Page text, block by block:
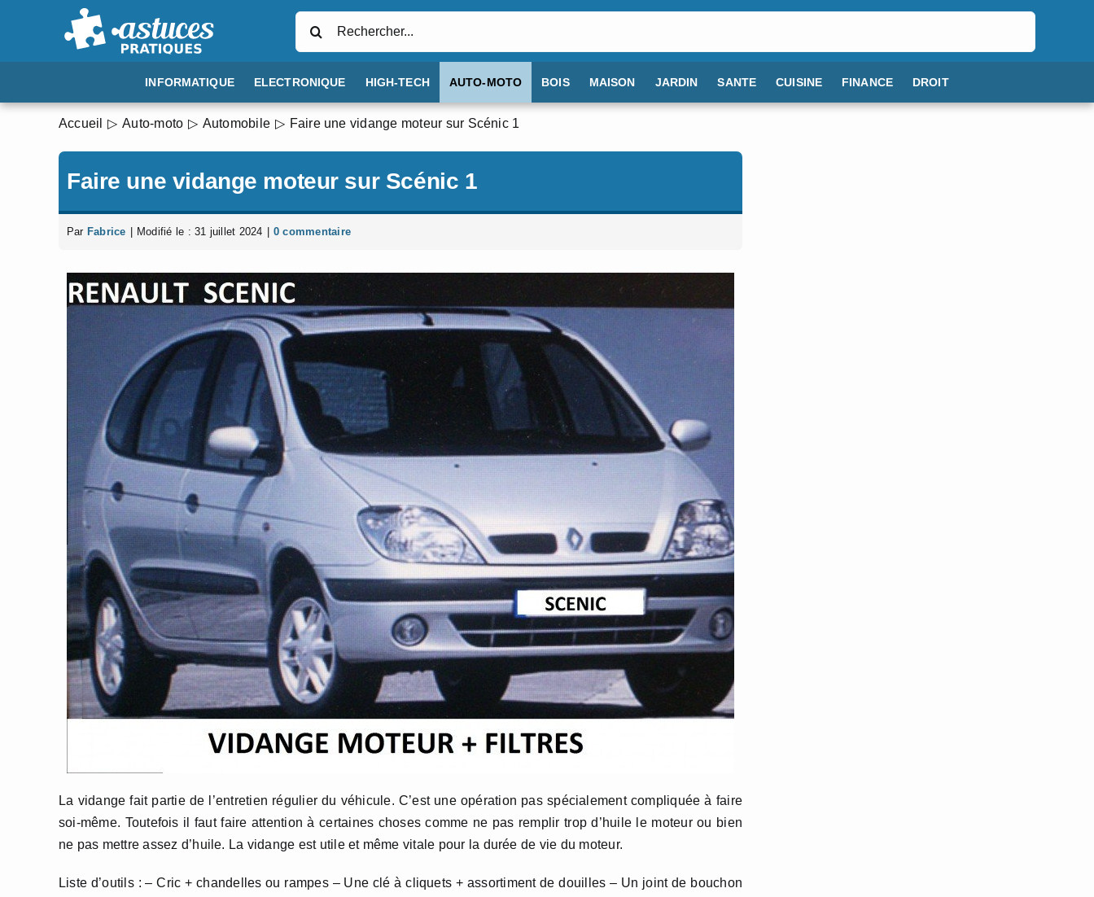
INFORMATIQUE ELECTRONIQUE HIGH-TECH AUTO-MOTO BOIS MAISON JARDIN SANTE CUISINE FINANCE DROIT
Accueil Auto-moto Automobile Faire une vidange moteur sur Scénic 1
Faire une vidange moteur sur Scénic 1
Par Fabrice Modifié le : 31 juillet 2024 0 commentaire
La vidange fait partie de l’entretien régulier du véhicule. C’est une opération pas spécialement compliquée à faire
soi-même. Toutefois il faut faire attention à certaines choses comme ne pas remplir trop d’huile le moteur ou bien
ne pas mettre assez d’huile. La vidange est utile et même vitale pour la durée de vie du moteur.
Liste d’outils : – Cric + chandelles ou rampes – Une clé à cliquets + assortiment de douilles – Un joint de bouchon